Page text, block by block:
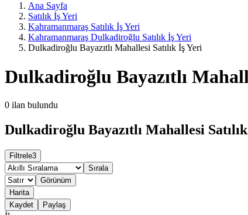
Ana Sayfa
Satılık İş Yeri
Kahramanmaraş Satılık İş Yeri
Kahramanmaraş Dulkadiroğlu Satılık İş Yeri
Dulkadiroğlu Bayazıtlı Mahallesi Satılık İş Yeri
Dulkadiroğlu Bayazıtlı
0 ilan bulundu
Dulkadiroğlu Bayazıtlı Mahallesi
Filtrele3
Sırala
Görünüm
Harita
Kaydet
Paylaş